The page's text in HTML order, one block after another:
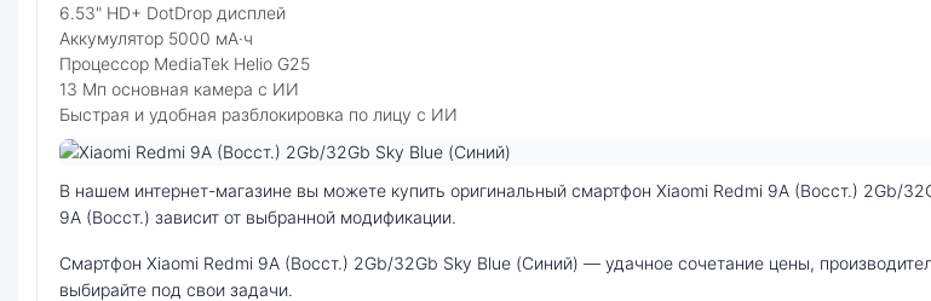
6.53" HD+ DotDrop дисплей
Аккумулятор 5000 мА·ч
Процессор MediaTek Helio G25
13 Мп основная камера с ИИ
Быстрая и удобная разблокировка по лицу с ИИ
В нашем интернет-магазине вы можете купить оригинальный смартфон Xiaomi Redmi 9A (Восст.) 2Gb/32Gb Sky Blue (Синий) по выгодной цене. Стоимость смартфона Xiaomi Redmi
9A (Восст.) зависит от выбранной модификации.
смартфон Xiaomi Redmi 9A (Восст.) 2Gb/32Gb Sky Blue (Синий) — удачное сочетание цены, производительности и дизайна. Модель доступна в разных конфигурациях и цветах —
выбирайте под свои задачи.